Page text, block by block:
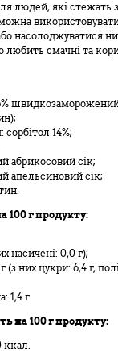
людей, які стежать
насолоджуватися
любить смачні та
швидкозаморожений
14%;
абрикосовий сік;
апельсиновий сік;
100 г продукту:
насичені: 0,0 г);
(з них цукри: 6,4 г,
1,4 г.
на 100 г продукту:
ккал.